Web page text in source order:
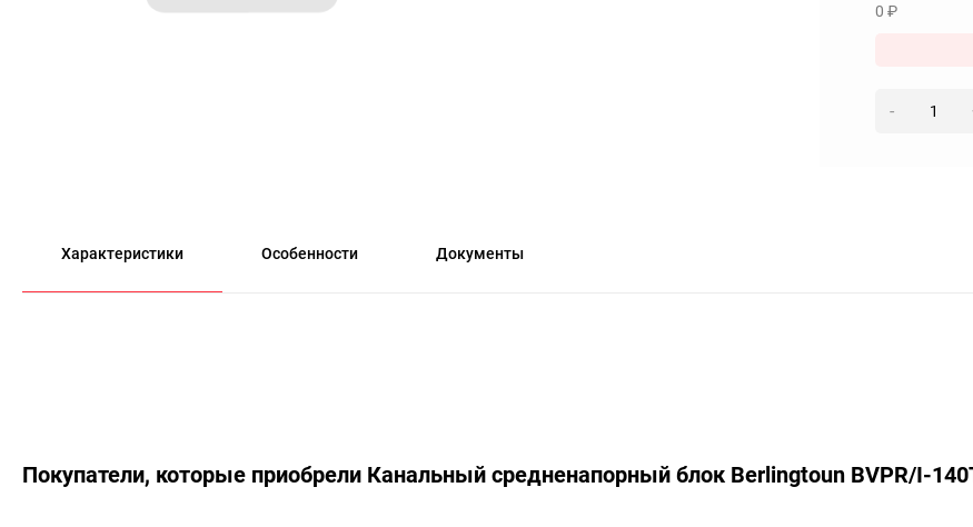
0₽
-
Характеристики Особенности Документы
Покупатели, которые приобрели Канальный средненапорный блок Berlingtoun BVPR/I-